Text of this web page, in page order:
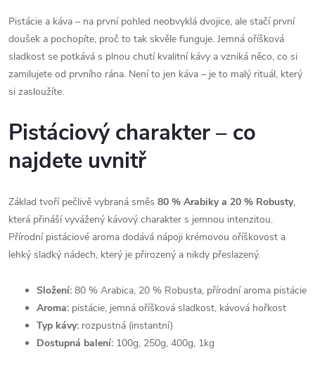
Pistácie a káva – na první pohled neobvyklá dvojice, ale stačí první
doušek a pochopíte, proč to tak skvěle funguje. Jemná oříšková
sladkost se potkává s plnou chutí kvalitní kávy a vzniká něco, co si
zamilujete od prvního rána. Není to jen káva – je to malý rituál, který
si zasloužíte.
Pistáciový charakter – co
najdete uvnitř
Základ tvoří pečlivě vybraná směs 80 % Arabiky a 20 % Robusty,
která přináší vyvážený kávový charakter s jemnou intenzitou.
Přírodní pistáciové aroma dodává nápoji krémovou oříškovost a
lehký sladký nádech, který je přirozený a nikdy přeslazený.
Složení: 80 % Arabica, 20 % Robusta, přírodní aroma pistácie
Aroma: pistácie, jemná oříšková sladkost, kávová hořkost
Typ kávy: rozpustná (instantní)
Dostupná balení: 100g, 250g, 400g, 1kg